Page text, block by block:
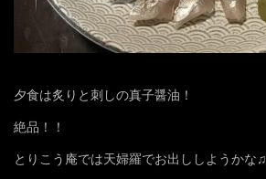
夕食は炙りと刺しの真子醤油！
絶品！！
とりこう庵では天婦羅でお出ししようかな♫